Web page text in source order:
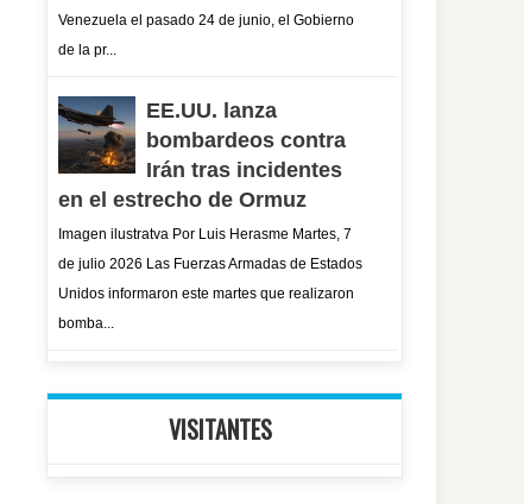
Venezuela el pasado 24 de junio, el Gobierno
de la pr...
EE.UU. lanza
bombardeos contra
Irán tras incidentes
en el estrecho de Ormuz
Imagen ilustratva Por Luis Herasme Martes, 7
de julio 2026 Las Fuerzas Armadas de Estados
Unidos informaron este martes que realizaron
bomba...
VISITANTES